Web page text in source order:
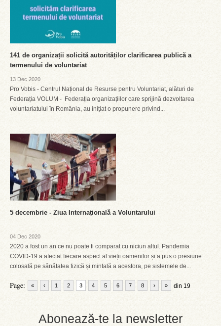
Abonează-te la newsletter
141 de organizații solicită autorităților clarificarea publică a
termenului de voluntariat
13 Dec 2020
Pro Vobis - Centrul Național de Resurse pentru Voluntariat, alături de
Federația VOLUM - Federația organizațiilor care sprijină dezvoltarea
voluntariatului în România, au inițiat o propunere privind...
5 decembrie - Ziua Internațională a Voluntarului
04 Dec 2020
2020 a fost un an ce nu poate fi comparat cu niciun altul. Pandemia
COVID-19 a afectat fiecare aspect al vieții oamenilor și a pus o presiune
colosală pe sănătatea fizică și mintală a acestora, pe sistemele de...
Page: « ‹ 1 2 3 4 5 6 7 8 din 19
› »